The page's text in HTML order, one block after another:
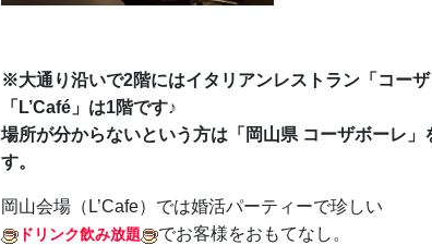
※大通り沿いで2階にはイタリアンレストラン「コーザ
「L’Café」は1階です♪
場所が分からないという方は「岡山県 コーザボーレ」
す。
岡山会場（L’Cafe）では婚活パーティーで珍しい
ドリンク飲み放題 でお客様をおもてなし。